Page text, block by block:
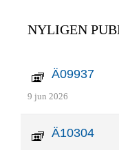
NYLIGEN
Ä09937
9 jun 2026
Ä10304